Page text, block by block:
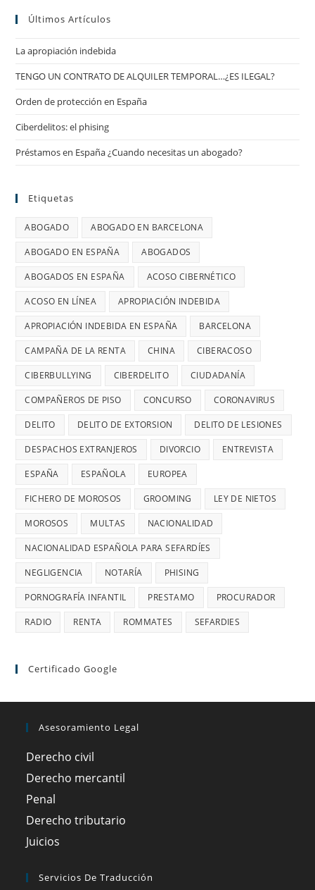
Últimos Artículos
La apropiación indebida
TENGO UN CONTRATO DE ALQUILER TEMPORAL…¿ES ILEGAL?
Orden de protección en España
Ciberdelitos: el phising
Préstamos en España ¿Cuando necesitas un abogado?
Etiquetas
ABOGADO ABOGADO EN BARCELONA
ABOGADO EN ESPAÑA ABOGADOS
ABOGADOS EN ESPAÑA ACOSO CIBERNÉTICO
ACOSO EN LÍNEA APROPIACIÓN INDEBIDA
APROPIACIÓN INDEBIDA EN ESPAÑA BARCELONA
CAMPAÑA DE LA RENTA CHINA CIBERACOSO
CIBERBULLYING CIBERDELITO CIUDADANÍA
COMPAÑEROS DE PISO CONCURSO CORONAVIRUS
DELITO DELITO DE EXTORSION DELITO DE LESIONES
DESPACHOS EXTRANJEROS DIVORCIO ENTREVISTA
ESPAÑA ESPAÑOLA EUROPEA
FICHERO DE MOROSOS GROOMING LEY DE NIETOS
MOROSOS MULTAS NACIONALIDAD
NACIONALIDAD ESPAÑOLA PARA SEFARDÍES
NEGLIGENCIA NOTARÍA PHISING
PORNOGRAFÍA INFANTIL PRESTAMO PROCURADOR
RADIO RENTA ROMMATES SEFARDIES
Certificado Google
Asesoramiento Legal
Derecho civil
Derecho mercantil
Penal
Derecho tributario
Juicios
Servicios De Traducción